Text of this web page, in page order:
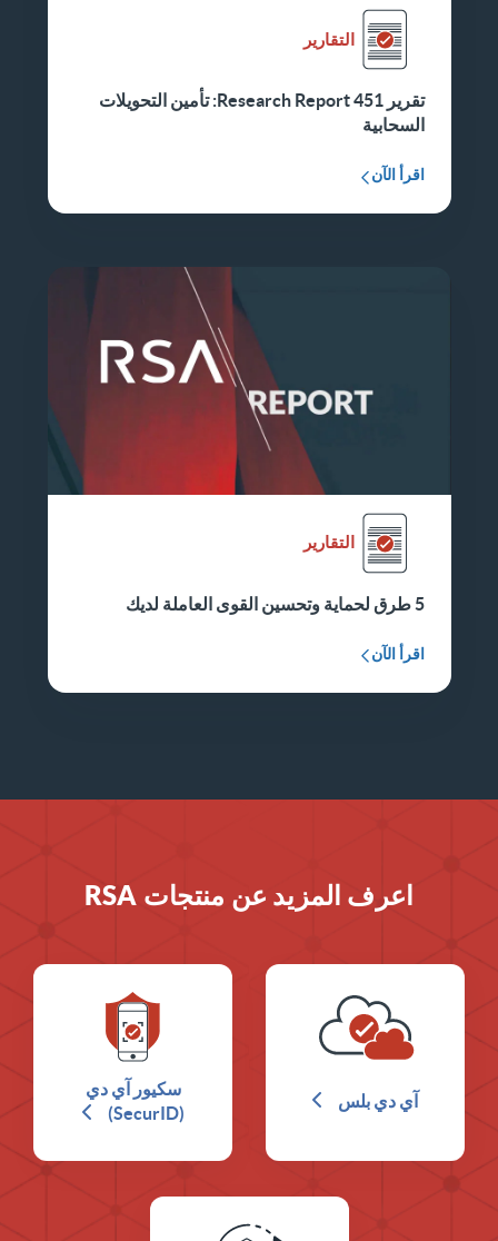
التقارير
تقرير 451 Research Report: تأمين التحويلات
السحابية
اقرأ الآن
التقارير
5 طرق لحماية وتحسين القوى العاملة لديك
اقرأ الآن
اعرف المزيد عن منتجات RSA
آي دي بلس
سكيور آي دي
(SecurID)